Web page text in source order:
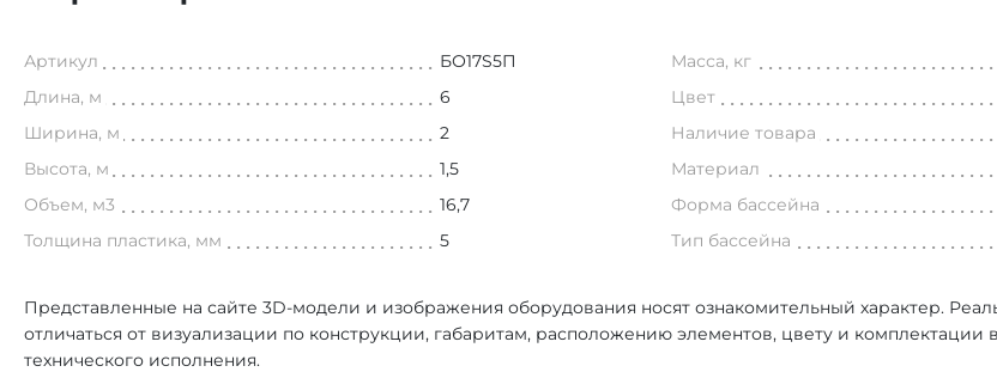
Артикул
БО17S5П
Длина, м
6
Ширина, м
2
Высота, м
1,5
Объем, м3
16,7
Толщина пластика, мм
5
Масса, кг
Цвет
Наличие товара
Материал
Форма бассейна
Тип бассейна
Представленные на сайте 3D-модели и изображения оборудования носят ознакомительный характер.
отличаться от визуализации по конструкции, габаритам, расположению элементов, цвету и комплектации
технического исполнения.